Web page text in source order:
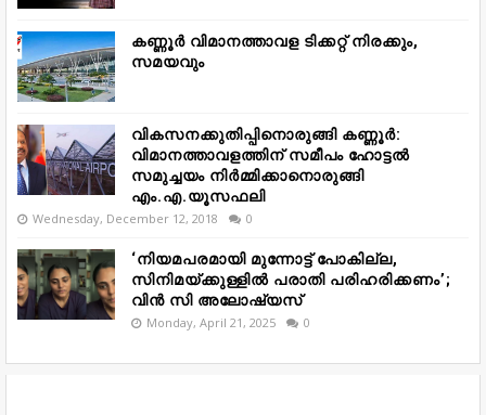
കണ്ണൂർ വിമാനത്താവള ടിക്കറ്റ് നിരക്കും,
സമയവും
വികസനക്കുതിപ്പിനൊരുങ്ങി കണ്ണൂർ:
വിമാനത്താവളത്തിന് സമീപം ഹോട്ടൽ
സമുച്ചയം നിർമ്മിക്കാനൊരുങ്ങി
എം.എ.യൂസഫലി
Wednesday, December 12, 2018 0
‘നിയമപരമായി മുന്നോട്ട് പോകില്ല,
സിനിമയ്ക്കുള്ളിൽ പരാതി പരിഹരിക്കണം’;
വിൻ സി അലോഷ്യസ്
Monday, April 21, 2025 0